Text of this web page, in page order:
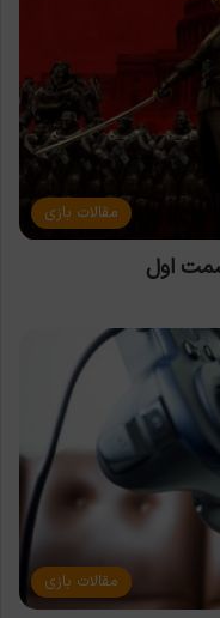
مقالات بازی
مقالات بازی